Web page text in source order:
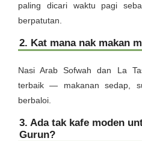
paling dicari waktu pagi
berpatutan.
2. Kat mana nak makan
Nasi Arab Sofwah dan La
terbaik — makanan sedap,
berbaloi.
3. Ada tak kafe moden
Gurun?